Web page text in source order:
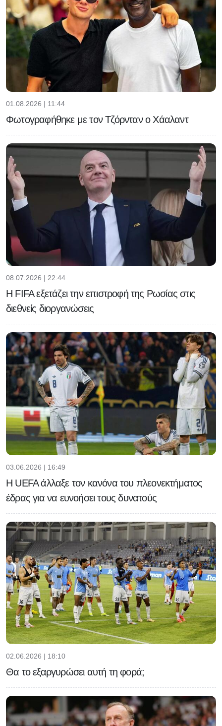
01.08.2026 | 11:44
Φωτογραφήθηκε με τον Τζόρνταν ο Χάαλαντ
08.07.2026 | 22:44
Η FIFA εξετάζει την επιστροφή της Ρωσίας στις
διεθνείς διοργανώσεις
03.06.2026 | 16:49
H UEFA άλλαξε τον κανόνα του πλεονεκτήματος
έδρας για να ευνοήσει τους δυνατούς
02.06.2026 | 18:10
Θα το εξαργυρώσει αυτή τη φορά;